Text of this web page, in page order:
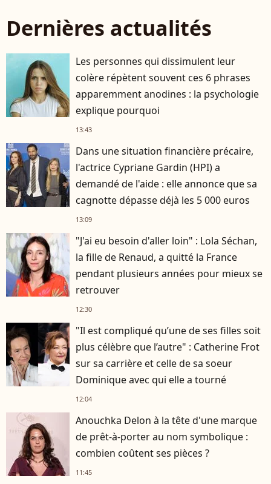
Dernières actualités
Les personnes qui dissimulent leur
colère répètent souvent ces 6 phrases
apparemment anodines : la psychologie
explique pourquoi
13:43
Dans une situation financière précaire,
l'actrice Cypriane Gardin (HPI) a
demandé de l'aide : elle annonce que sa
cagnotte dépasse déjà les 5 000 euros
13:09
"J'ai eu besoin d'aller loin" : Lola Séchan,
la fille de Renaud, a quitté la France
pendant plusieurs années pour mieux se
retrouver
12:30
"Il est compliqué qu’une de ses filles soit
plus célèbre que l’autre" : Catherine Frot
sur sa carrière et celle de sa soeur
Dominique avec qui elle a tourné
12:04
Anouchka Delon à la tête d'une marque
de prêt-à-porter au nom symbolique :
combien coûtent ses pièces ?
11:45